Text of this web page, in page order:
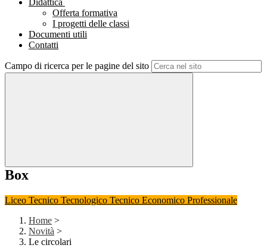
Didattica
Offerta formativa
I progetti delle classi
Documenti utili
Contatti
Campo di ricerca per le pagine del sito
Box
Liceo Tecnico Tecnologico Tecnico Economico Professionale
Home >
Novità >
Le circolari